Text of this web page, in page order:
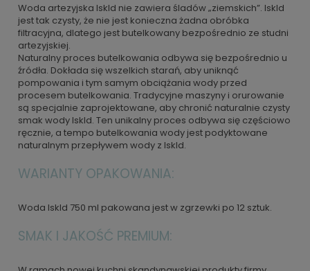
Woda artezyjska Iskld nie zawiera śladów „ziemskich”. Iskld
jest tak czysty, że nie jest konieczna żadna obróbka
filtracyjna, dlatego jest butelkowany bezpośrednio ze studni
artezyjskiej.
Naturalny proces butelkowania odbywa się bezpośrednio u
źródła. Dokłada się wszelkich starań, aby uniknąć
pompowania i tym samym obciążania wody przed
procesem butelkowania. Tradycyjne maszyny i orurowanie
są specjalnie zaprojektowane, aby chronić naturalnie czysty
smak wody Iskld. Ten unikalny proces odbywa się częściowo
ręcznie, a tempo butelkowania wody jest podyktowane
naturalnym przepływem wody z Iskld.
WARIANTY OPAKOWANIA:
Woda Iskld 750 ml pakowana jest w zgrzewki po 12 sztuk.
SMAK I JAKOŚĆ PREMIUM: